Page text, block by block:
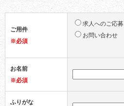
ご用件
※必須
求人へのご応募
お問い合わせ
お名前
※必須
ふりがな